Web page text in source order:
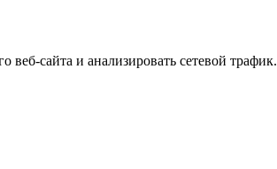
сайта и анализировать сетевой трафик.